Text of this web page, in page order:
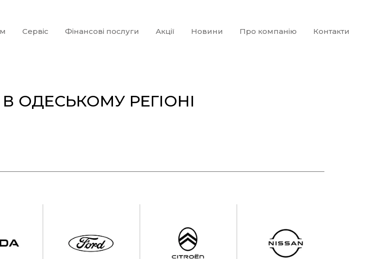
Сервіс Фінансові послуги Акції Новини Про компанію Контакти
ОДЕСЬКОМУ РЕГІОНІ